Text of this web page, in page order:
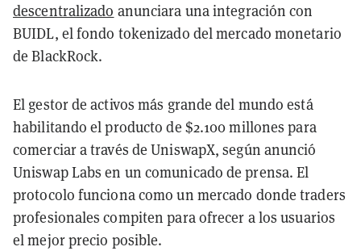
descentralizado anunciara una integración con
BUIDL, el fondo tokenizado del mercado monetario
de BlackRock.
El gestor de activos más grande del mundo está
habilitando el producto de $2.100 millones para
comerciar a través de UniswapX, según anunció
Uniswap Labs en un comunicado de prensa. El
protocolo funciona como un mercado donde traders
profesionales compiten para ofrecer a los usuarios
el mejor precio posible.